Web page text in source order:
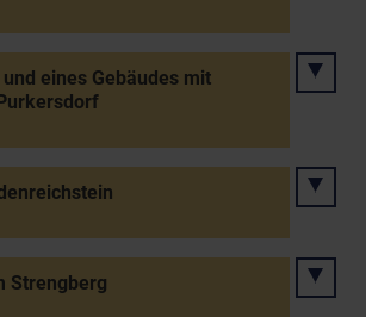
eines Gebäudes mit
Strengberg